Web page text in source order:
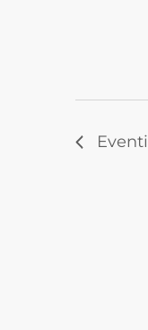
Eventi